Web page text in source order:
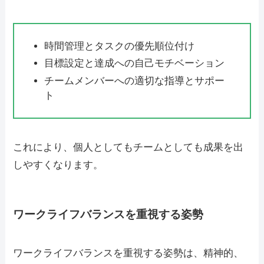
時間管理とタスクの優先順位付け
目標設定と達成への自己モチベーション
チームメンバーへの適切な指導とサポー
ト
これにより、個人としてもチームとしても成果を出
しやすくなります。
ワークライフバランスを重視する姿勢
ワークライフバランスを重視する姿勢は、精神的、